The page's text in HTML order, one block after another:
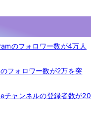
のフォロワー数が4万人
ォロワー数が2万を突
ャンネルの登録者数が20